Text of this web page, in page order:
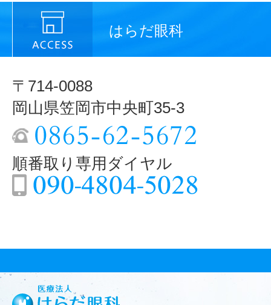
はらだ眼科
〒714-0088
岡山県笠岡市中央町35-3
順番取り専用ダイヤル